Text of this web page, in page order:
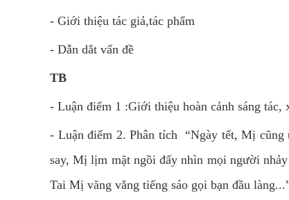
- Giới thiệu tác giả,tác phẩm
- Dẫn dắt vấn đề
TB
- Luận điểm 1 :Giới thiệu hoàn cảnh sáng tác,
- Luận điểm 2. Phân tích “Ngày tết, Mị
say, Mị lịm mặt ngồi đấy nhìn mọi người
Tai Mị văng vẳng tiếng sáo gọi bạn đầu